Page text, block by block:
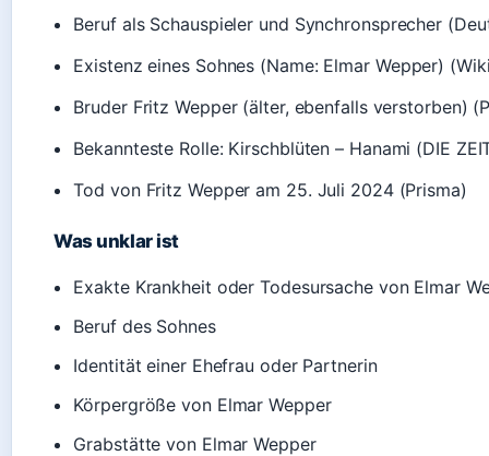
Beruf als Schauspieler und Synchronsprecher
Existenz eines Sohnes (Name: Elmar Wepper)
Bruder Fritz Wepper (älter, ebenfalls verstorben)
Bekannteste Rolle: Kirschblüten – Hanami (DIE
Tod von Fritz Wepper am 25. Juli 2024 (Prisma)
Was unklar ist
Exakte Krankheit oder Todesursache von Elmar
Beruf des Sohnes
Identität einer Ehefrau oder Partnerin
Körpergröße von Elmar Wepper
Grabstätte von Elmar Wepper